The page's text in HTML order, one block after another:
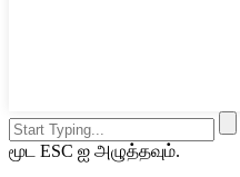
மூட ESC ஐ அழுத்தவும்.